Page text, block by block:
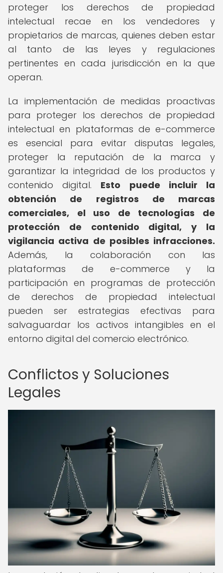
proteger los derechos de propiedad
intelectual recae en los vendedores y
propietarios de marcas, quienes deben estar
al tanto de las leyes y regulaciones
pertinentes en cada jurisdicción en la que
operan.
La implementación de medidas proactivas
para proteger los derechos de propiedad
intelectual en plataformas de e-commerce
es esencial para evitar disputas legales,
proteger la reputación de la marca y
garantizar la integridad de los productos y
contenido digital. Esto puede incluir la
obtención de registros de marcas
comerciales, el uso de tecnologías de
protección de contenido digital, y la
vigilancia activa de posibles infracciones.
Además, la colaboración con las
plataformas de e-commerce y la
participación en programas de protección
de derechos de propiedad intelectual
pueden ser estrategias efectivas para
salvaguardar los activos intangibles en el
entorno digital del comercio electrónico.
Conflictos y Soluciones
Legales